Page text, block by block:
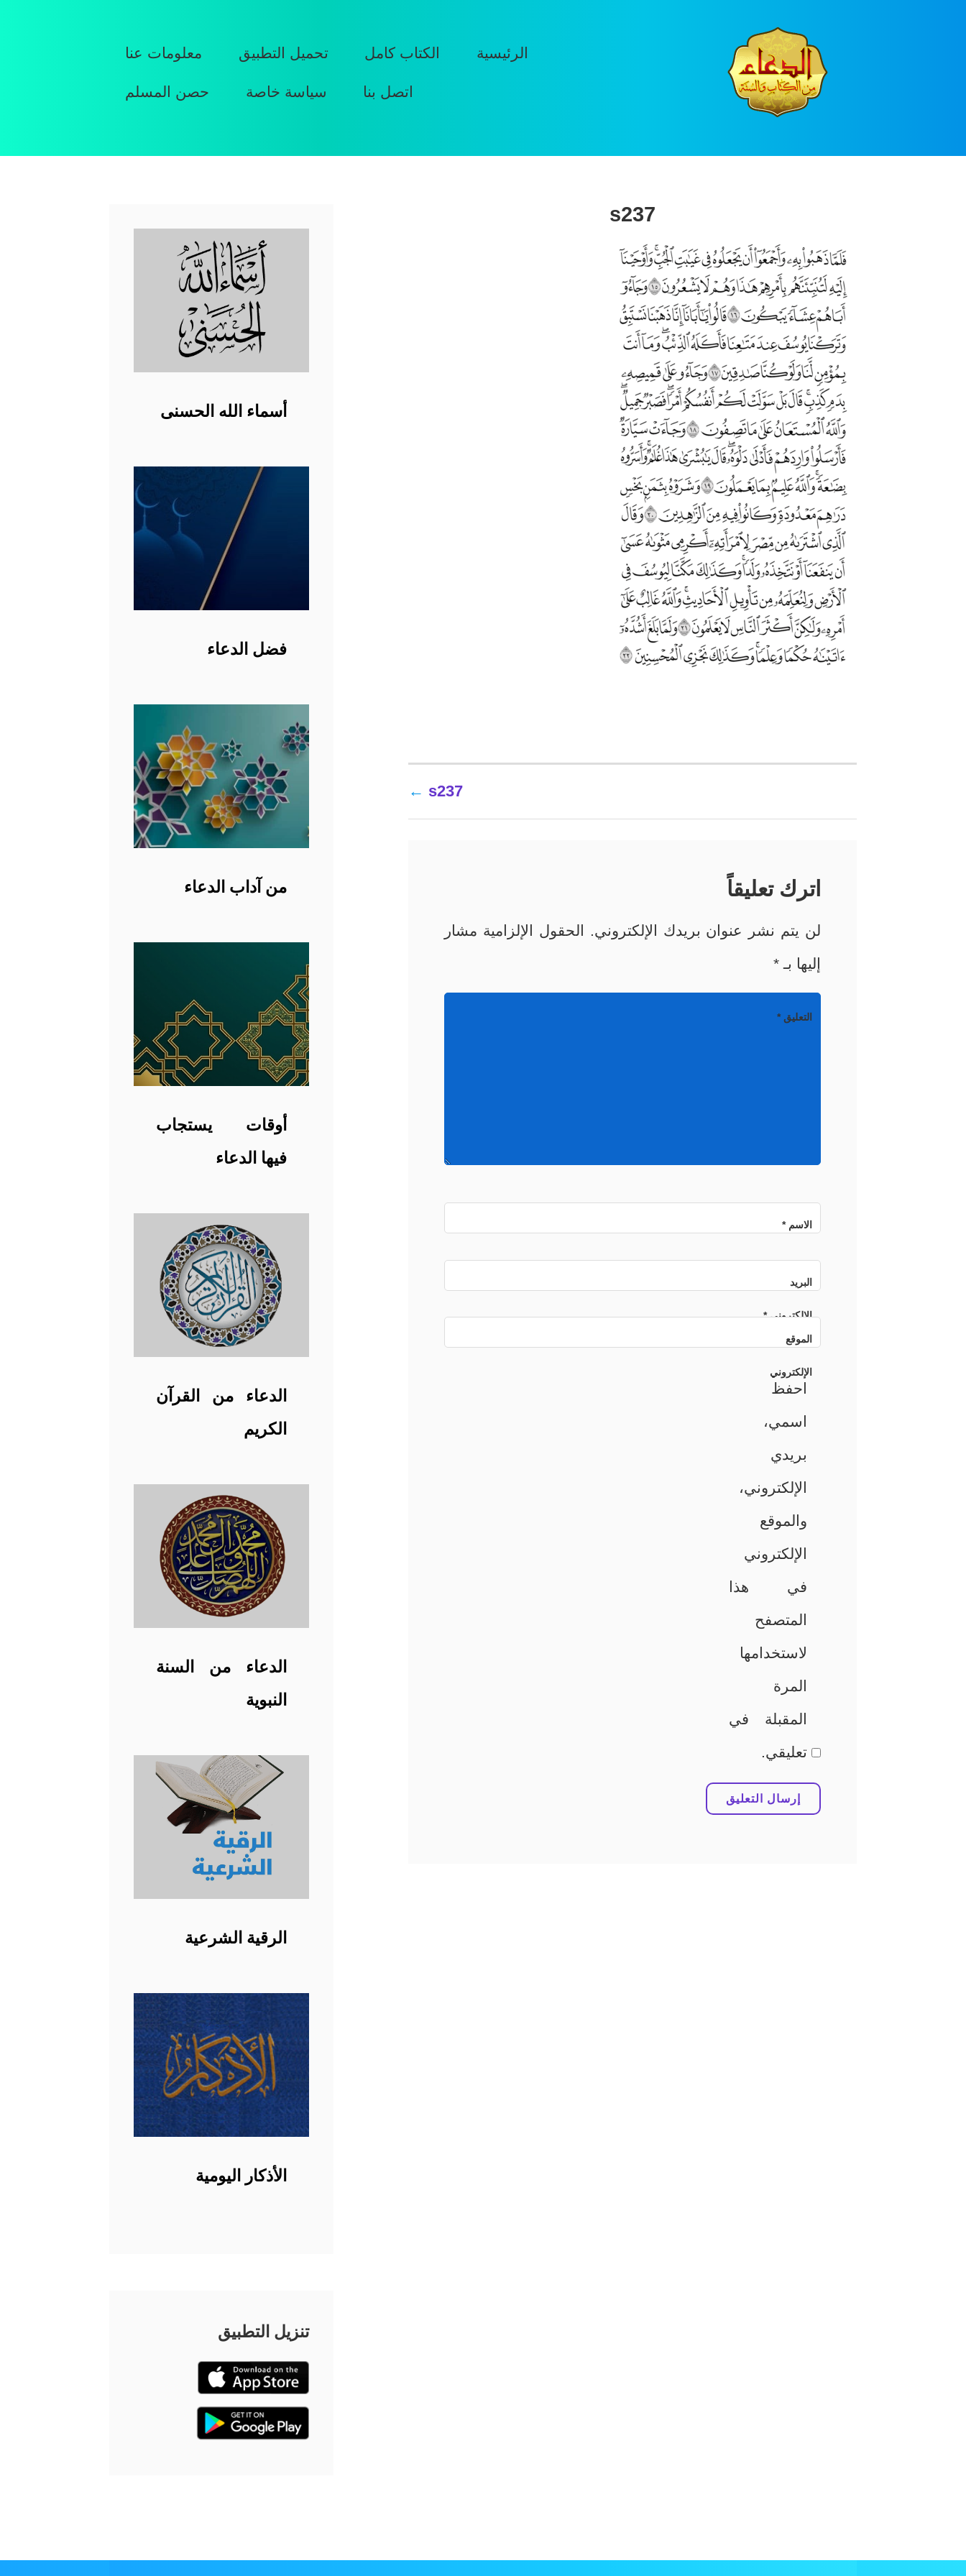
الرئيسية الكتاب كامل تحميل التطبيق معلومات عنا
اتصل بنا سياسة خاصة حصن المسلم
s237
المقالات
s237
اترك تعليقاً
لن يتم نشر عنوان بريدك الإلكتروني.
الحقول الإلزامية مشار
إليها بـ*
التعليق*
الاسم*
البريد
الإلكتروني*
الموقع
الإلكتروني
احفظ
اسمي،
بريدي
الإلكتروني،
والموقع
الإلكتروني
في هذا
المتصفح
لاستخدامها
المرة
المقبلة في
تعليقي.
أسماء الله الحسنى
فضل الدعاء
من آداب الدعاء
أوقات يستجاب
فيها الدعاء
الدعاء من القرآن
الكريم
الدعاء من السنة
النبوية
الرقية الشرعية
الأذكار اليومية
تنزيل التطبيق